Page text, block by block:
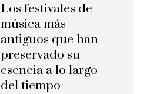
Los festivales de
música más
antiguos que han
preservado su
esencia a lo largo
del tiempo